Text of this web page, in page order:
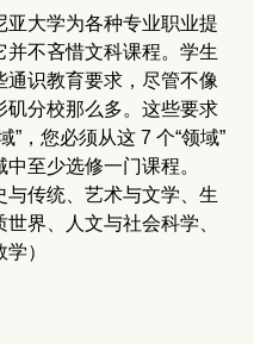
亚大学为各种专业职业提
并不吝惜文科课程。学生
通识教育要求，尽管不像
矶分校那么多。这些要求
”，您必须从这 7 个“领域”
中至少选修一门课程。
与传统、艺术与文学、生
界、人文与社会科学、
）